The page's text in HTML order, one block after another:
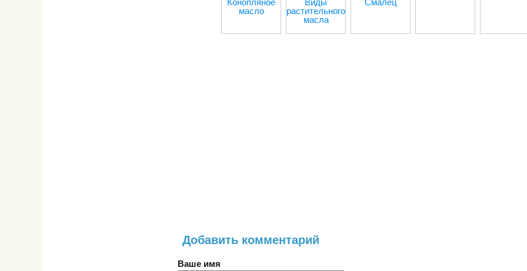
Конопляное
масло
Виды
растительного
масла
Смалец
Добавить комментарий
Ваше имя